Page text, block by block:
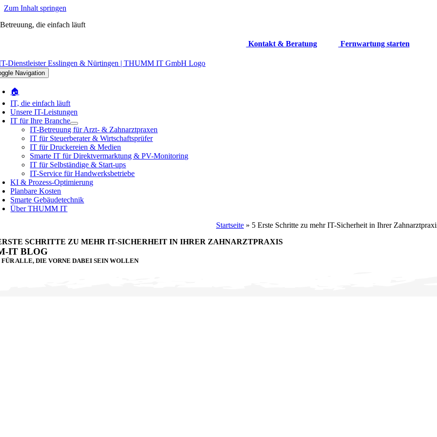
Zum Inhalt springen
die einfach läuft
Kontakt & Beratung Fernwartung starten
Navigation
🏠
IT, die einfach läuft
Unsere IT-Leistungen
IT für Ihre Branche
IT-Betreuung für Arzt- & Zahnarztpraxen
IT für Steuerberater & Wirtschaftsprüfer
IT für Druckereien & Medien
Smarte IT für Direktvermarktung & PV-Monitoring
IT für Selbständige & Start-ups
IT-Service für Handwerksbetriebe
KI & Prozess-Optimierung
Planbare Kosten
Smarte Gebäudetechnik
Über THUMM IT
Startseite » 5 Erste Schritte zu mehr IT-Sicherheit in Ihrer
SCHRITTE ZU MEHR IT-SICHERHEIT IN IHRER ZAHNARZTPRAXIS
IT BLOG
FÜR ALLE, DIE VORNE DABEI SEIN WOLLEN